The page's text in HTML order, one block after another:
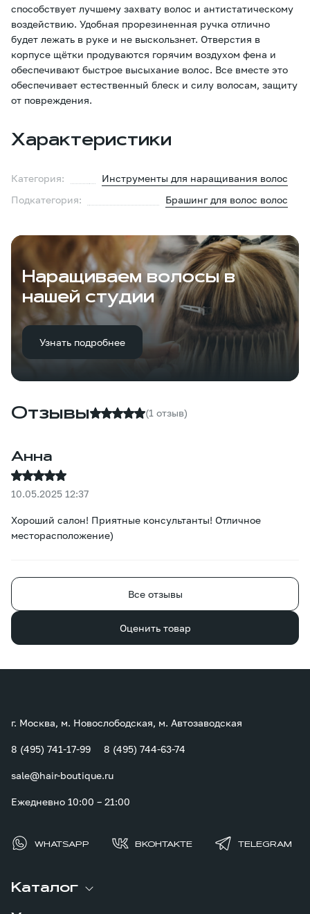
способствует лучшему захвату волос и антистатическому
воздействию. Удобная прорезиненная ручка отлично
будет лежать в руке и не выскользнет. Отверстия в
корпусе щётки продуваются горячим воздухом фена и
обеспечивают быстрое высыхание волос. Все вместе это
обеспечивает естественный блеск и силу волосам, защиту
от повреждения.
Характеристики
Категория:
Инструменты для наращивания волос
Подкатегория:
Брашинг для волос волос
Наращиваем волосы в
нашей студии
Узнать подробнее
Отзывы (1 отзыв)
Анна
10.05.2025 12:37
Хороший салон! Приятные консультанты! Отличное
месторасположение)
Все отзывы
Оценить товар
Каталог
г. Москва, м. Новослободская, м. Автозаводская
8 (495) 741-17-99 8 (495) 744-63-74
sale@hair-boutique.ru
Ежедневно 10:00 – 21:00
WHATSAPP ВКОНТАКТЕ TELEGRAM